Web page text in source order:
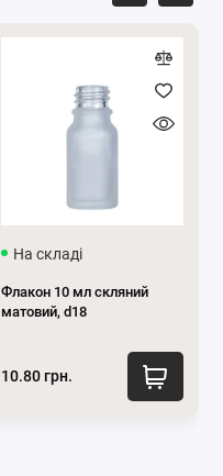
На складі
Флакон 10 мл скляний
матовий, d18
10.80 грн.